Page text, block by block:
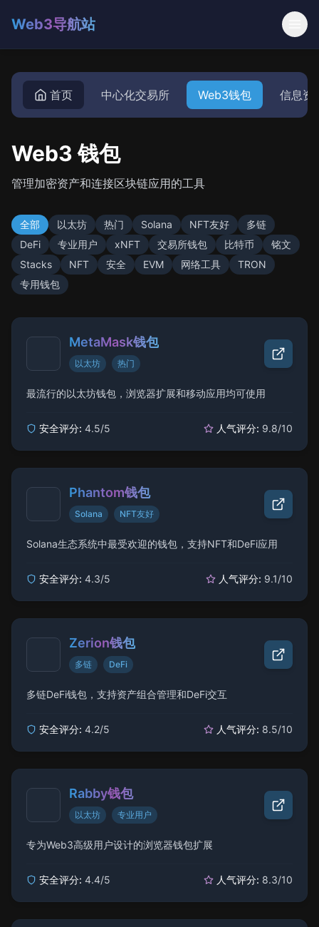
Web3导航站
首页 中心化交易所 Web3钱包 信息资
Web3 钱包
管理加密资产和连接区块链应用的工具
全部 以太坊 热门 Solana NFT友好
多链
DeFi
专业用户 xNFT 交易所钱包 比特币
铭文
Stacks
NFT 安全 EVM 网络工具
TRON
专用钱包
MetaMask钱包
以太坊 热门
最流行的以太坊钱包，浏览器扩展和移动应用均可使用
安全评分: 4.5/5 人气评分: 9.8/10
Phantom钱包
Solana NFT友好
Solana生态系统中最受欢迎的钱包，支持NFT和DeFi应用
安全评分: 4.3/5 人气评分: 9.1/10
Zerion钱包
多链 DeFi
多链DeFi钱包，支持资产组合管理和DeFi交互
安全评分: 4.2/5 人气评分: 8.5/10
Rabby钱包
以太坊 专业用户
专为Web3高级用户设计的浏览器钱包扩展
安全评分: 4.4/5 人气评分: 8.3/10